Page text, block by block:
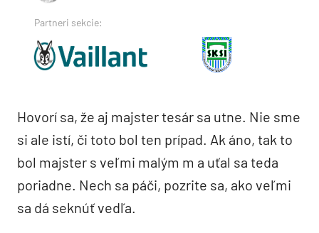
Partneri sekcie:
Hovorí sa, že aj majster tesár sa utne. Nie sme
si ale istí, či toto bol ten prípad. Ak áno, tak to
bol majster s veľmi malým m a uťal sa teda
poriadne. Nech sa páči, pozrite sa, ako veľmi
sa dá seknúť vedľa.